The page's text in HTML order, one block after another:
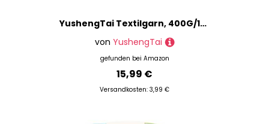
YushengTai Textilgarn, 400G/120M Textilgarn zum Häkeln Mit 9,0 mm Häkelnadel, Häkelgarn Tshirt Garn Für Taschen, Körbe, Decken, Heimdekoration (Hellblau)
von YushengTai
gefunden bei Amazon
15,99 €
Versandkosten: 3,99 €